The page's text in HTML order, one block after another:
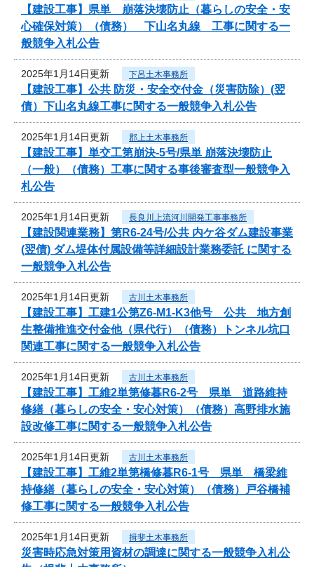
【建設工事】県単 崩落決壊防止（暮らしの安全・安
心確保対策）（債務） 下山名丸線 工事に関する一
般競争入札公告
2025年1月14日更新 下呂土木事務所
【建設工事】公共 防災・安全交付金（災害防除）(翌
債）下山名丸線工事に関する一般競争入札公告
2025年1月14日更新 郡上土木事務所
【建設工事】単交工第崩決-5号/県単 崩落決壊防止
（一般）（債務）工事に関する事後審査型一般競争入
札公告
2025年1月14日更新 長良川上流河川開発工事事務所
【建設関連業務】第R6-24号/公共 内ケ谷ダム建設事業
(翌債) ダム堤体付属設備等詳細設計業務委託 に関する
一般競争入札公告
2025年1月14日更新 古川土木事務所
【建設工事】工建1公第Z6-M1-K3他号 公共 地方創
生整備推進交付金他（県代行）（債務）トンネル坑口
関連工事に関する一般競争入札公告
2025年1月14日更新 古川土木事務所
【建設工事】工維2単第修暮R6-2号 県単 道路維持
修繕（暮らしの安全・安心対策）（債務）高野排水施
設改修工事に関する一般競争入札公告
2025年1月14日更新 古川土木事務所
【建設工事】工維2単第橋修暮R6-1号 県単 橋梁維
持修繕（暮らしの安全・安心対策）（債務）戸谷橋補
修工事に関する一般競争入札公告
2025年1月14日更新 揖斐土木事務所
災害時応急対策用資材の調達に関する一般競争入札公